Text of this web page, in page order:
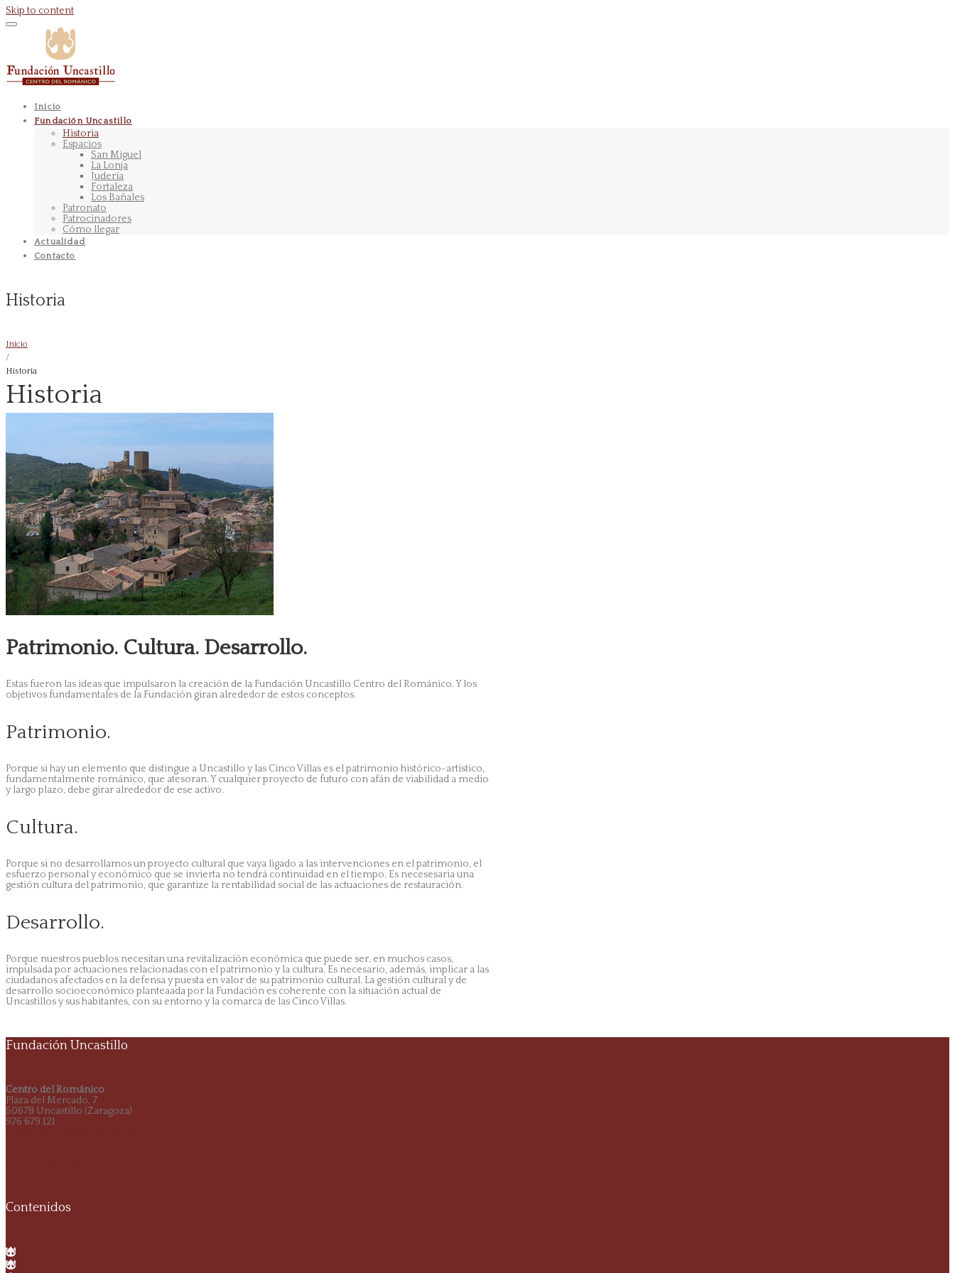
Skip to content
Inicio
Fundación Uncastillo
Historia
Espacios
San Miguel
La Lonja
Judería
Fortaleza
Los Bañales
Patronato
Patrocinadores
Cómo llegar
Actualidad
Contacto
Historia
Inicio
/
Historia
Historia
Patrimonio. Cultura. Desarrollo.
Estas fueron las ideas que impulsaron la creación de la Fundación Uncastillo Centro del Románico. Y los
objetivos fundamentales de la Fundación giran alrededor de estos conceptos.
Patrimonio.
Porque si hay un elemento que distingue a Uncastillo y las Cinco Villas es el patrimonio histórico-artístico,
fundamentalmente románico, que atesoran. Y cualquier proyecto de futuro con afán de viabilidad a medio
y largo plazo, debe girar alrededor de ese activo.
Cultura.
Porque si no desarrollamos un proyecto cultural que vaya ligado a las intervenciones en el patrimonio, el
esfuerzo personal y económico que se invierta no tendrá continuidad en el tiempo. Es necesesaria una
gestión cultura del patrimonio, que garantize la rentabilidad social de las actuaciones de restauración.
Desarrollo.
Porque nuestros pueblos necesitan una revitalización económica que puede ser, en muchos casos,
impulsada por actuaciones relacionadas con el patrimonio y la cultura. Es necesario, además, implicar a las
ciudadanos afectados en la defensa y puesta en valor de su patrimonio cultural. La gestión cultural y de
desarrollo socioeconómico planteaada por la Fundación es coherente con la situación actual de
Uncastillos y sus habitantes, con su entorno y la comarca de las Cinco Villas.
Fundación Uncastillo
Centro del Románico
Plaza del Mercado, 7
50678 Uncastillo (Zaragoza)
976 679 121
Contenidos